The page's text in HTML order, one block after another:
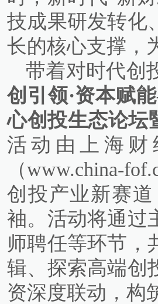
技成果研发转化
长的核心支撑，
带着对时代创
创引领·资本赋
心创投生态论坛
活动由上海
（www.china-
创投产业新赛
袖。活动将通过
师聘任等环节，
辑、探索高端创
资深度联动，构